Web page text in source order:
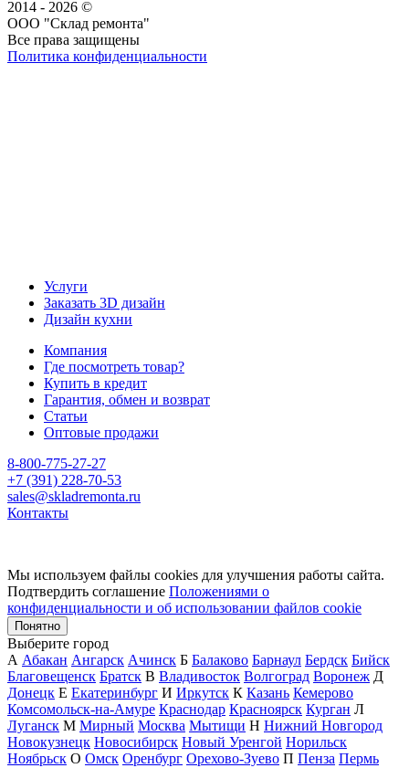
2014 - 2026 ©
ООО "Склад ремонта"
Все права защищены
Политика конфиденциальности
Услуги
Заказать 3D дизайн
Дизайн кухни
Компания
Где посмотреть товар?
Купить в кредит
Гарантия, обмен и возврат
Статьи
Оптовые продажи
8-800-775-27-27
+7 (391) 228-70-53
sales@skladremonta.ru
Контакты
Мы используем файлы cookies для улучшения работы сайта.
Подтвердить соглашение Положениями о
конфиденциальности и об использовании файлов cookie
Понятно
Выберите город
А Абакан Ангарск Ачинск Б Балаково Барнаул Бердск Бийск
Благовещенск Братск В Владивосток Волгоград Воронеж Д
Донецк Е Екатеринбург И Иркутск К Казань Кемерово
Комсомольск-на-Амуре Краснодар Красноярск Курган Л
Луганск М Мирный Москва Мытищи Н Нижний Новгород
Новокузнецк Новосибирск Новый Уренгой Норильск
Ноябрьск О Омск Оренбург Орехово-Зуево П Пенза Пермь